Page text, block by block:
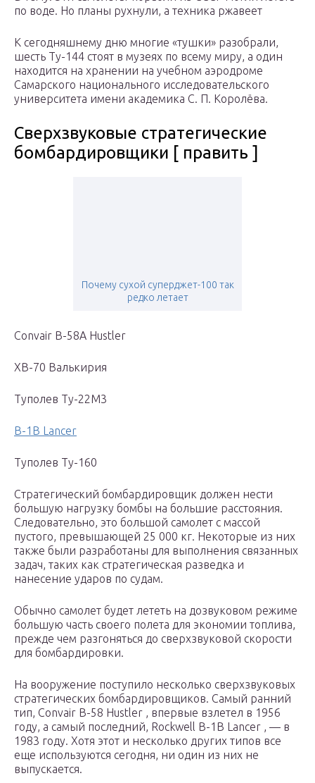
по воде. Но планы рухнули, а техника ржавеет
К сегодняшнему дню многие «тушки» разобрали,
шесть Ту-144 стоят в музеях по всему миру, а один
находится на хранении на учебном аэродроме
Самарского национального исследовательского
университета имени академика С. П. Королёва.
Сверхзвуковые стратегические
бомбардировщики [ править ]
Почему сухой суперджет-100 так
редко летает
Convair B-58A Hustler
XB-70 Валькирия
Туполев Ту-22М3
B-1B Lancer
Туполев Ту-160
Стратегический бомбардировщик должен нести
большую нагрузку бомбы на большие расстояния.
Следовательно, это большой самолет с массой
пустого, превышающей 25 000 кг. Некоторые из них
также были разработаны для выполнения связанных
задач, таких как стратегическая разведка и
нанесение ударов по судам.
Обычно самолет будет лететь на дозвуковом режиме
большую часть своего полета для экономии топлива,
прежде чем разгоняться до сверхзвуковой скорости
для бомбардировки.
На вооружение поступило несколько сверхзвуковых
стратегических бомбардировщиков. Самый ранний
тип, Convair B-58 Hustler , впервые взлетел в 1956
году, а самый последний, Rockwell B-1B Lancer , — в
1983 году. Хотя этот и несколько других типов все
еще используются сегодня, ни один из них не
выпускается.